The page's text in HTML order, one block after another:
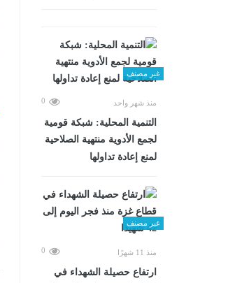
غير مصنف
منذ شهر واحد 0
التنمية المحلية: شبكة قومية
لجمع الأدوية منتهية الصلاحية
لمنع إعادة تداولها
غير مصنف
منذ 11 شهرًا 0
ارتفاع حصيلة الشهداء في